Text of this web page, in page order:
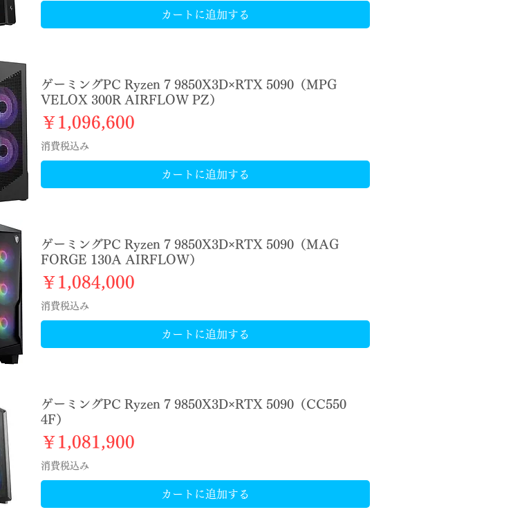
カートに追加する
ゲーミングPC Ryzen 7 9850X3D×RTX 5090（MPG
VELOX 300R AIRFLOW PZ）
価格
￥1,096,600
消費税込み
カートに追加する
ゲーミングPC Ryzen 7 9850X3D×RTX 5090（MAG
FORGE 130A AIRFLOW）
価格
￥1,084,000
消費税込み
カートに追加する
ゲーミングPC Ryzen 7 9850X3D×RTX 5090（CC550
4F）
価格
￥1,081,900
消費税込み
カートに追加する